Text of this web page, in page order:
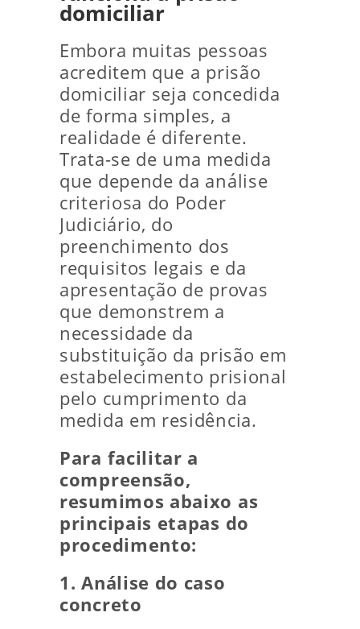
domiciliar
Embora muitas pessoas
acreditem que a prisão
domiciliar seja concedida
de forma simples, a
realidade é diferente.
Trata-se de uma medida
que depende da análise
criteriosa do Poder
Judiciário, do
preenchimento dos
requisitos legais e da
apresentação de provas
que demonstrem a
necessidade da
substituição da prisão em
estabelecimento prisional
pelo cumprimento da
medida em residência.
Para facilitar a
compreensão,
resumimos abaixo as
principais etapas do
procedimento:
1. Análise do caso
concreto